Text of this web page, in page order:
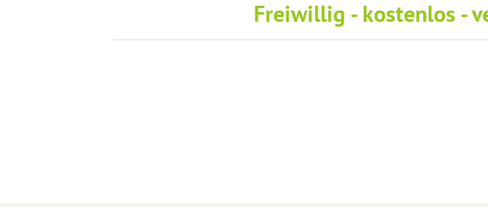
Freiwillig - kostenlos -